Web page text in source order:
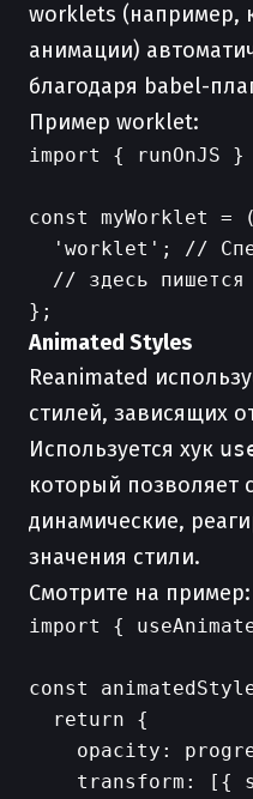
worklets (например,
анимации)
благодаря babel-
Пример worklet:
import { runOnJS
const myWorklet =
'worklet'; //
// здесь
Animated Styles
Reanimated
стилей, зависящих
Используется хук
который позволяет
динамические,
значения стили.
Смотрите на пример:
import {
const
  return {
opacity:
transform: [{